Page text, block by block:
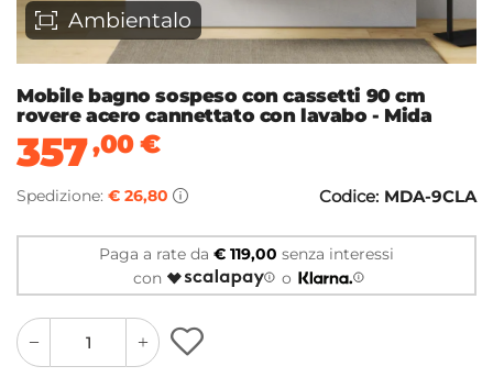
Ambientalo
Mobile bagno sospeso con cassetti 90 cm
rovere acero cannettato con lavabo - Mida
357,00€
Spedizione: € 26,80 Codice: MDA-9CLA
Paga a rate da € 119,00 senza interessi
con
o
quantity
button
quantity
minus
button